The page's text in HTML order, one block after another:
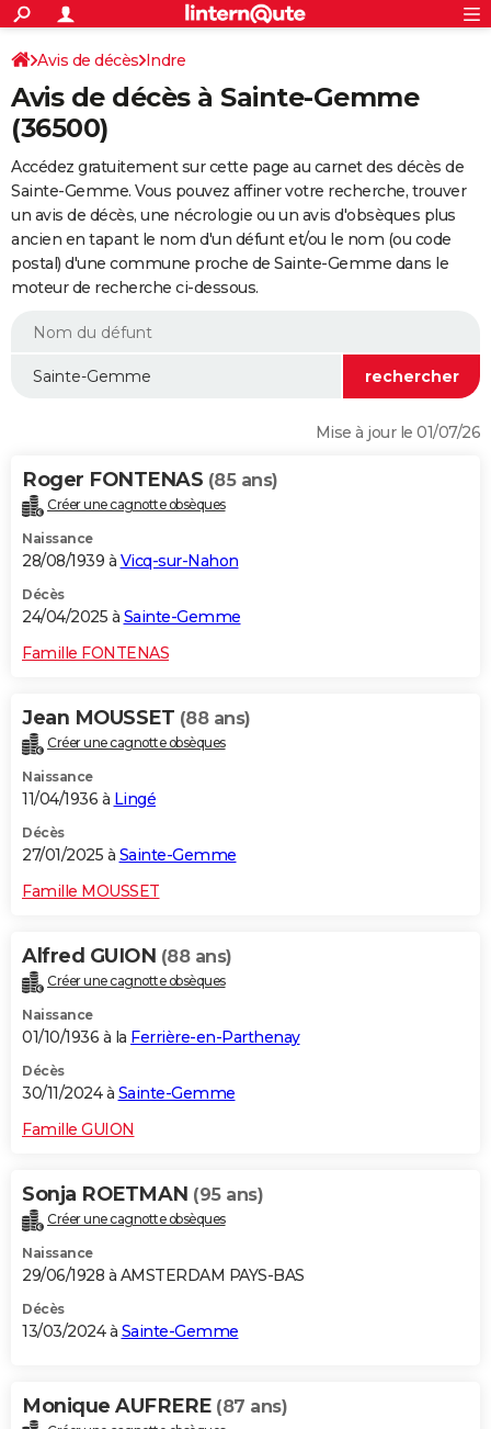
ACTUALITÉS
Politique
Société
Faits Divers
Education
Monde
Villes
+
SPORT
Coupe du monde 2026
Football
Tennis
Cyclisme
Rugby
Forum
FINANCE
Retraite
Impôts
Epargne
Immobilier
Risques naturels par ville
Banque
Assurance
Crédit
Essais
Réserver un essai
Citadines
Berlines
SUV
Forum auto
+
HIGH-TECH
Mobiles
Meilleur smartphone
Internet
Ordinateurs
Jeux vidéo
Guide high-tech
+BRICOLAGE
Forum
Aménagement intérieur
Extérieur
Cuisine
Salle de bains
Jardinage
Rangement
WEEK-END
Guides de France
Escapades
Patrimoine
Expositions
Musées
Week-end nature
LIFESTYLE
Alimentation
Guide de la santé
Maladies
Médicaments
Sommeil
VOYAGE
Destinations
City break
Voyage nature
Voyage de noces
Forum
Climat
+PHOTO
GUIDES D'ACHAT
BONS PLANS
CARTE DE VOEUX
Dictionnaire
Biographies
Citations
Expressions
Proverbes
PROGRAMME TV
COPAINS D'AVANT
S'inscrire
Se connecter
Lycées
Collèges
Primaires
Universités
Entreprises
Service militaire
Avis de recherche
AVIS DE DÉCÈS
Avis de décès Indre
Avis de décès à Sainte-Gemme
(36500)
Accédez gratuitement sur cette page au carnet des décès de
Sainte-Gemme. Vous pouvez affiner votre recherche, trouver
un avis de décès, une nécrologie ou un avis d'obsèques plus
ancien en tapant le nom d'un défunt et/ou le nom (ou code
postal) d'une commune proche de Sainte-Gemme dans le
moteur de recherche ci-dessous.
Mise à jour le 01/07/26
Roger FONTENAS (85 ans)
Créer une cagnotte obsèques
Naissance
28/08/1939 à Vicq-sur-Nahon
Décès
24/04/2025 à Sainte-Gemme
Famille FONTENAS
Jean MOUSSET (88 ans)
Créer une cagnotte obsèques
Naissance
11/04/1936 à Lingé
Décès
27/01/2025 à Sainte-Gemme
Famille MOUSSET
Alfred GUION (88 ans)
Créer une cagnotte obsèques
Naissance
01/10/1936 à la Ferrière-en-Parthenay
Décès
30/11/2024 à Sainte-Gemme
Famille GUION
Sonja ROETMAN (95 ans)
Créer une cagnotte obsèques
Naissance
29/06/1928 à AMSTERDAM PAYS-BAS
Décès
13/03/2024 à Sainte-Gemme
Monique AUFRERE (87 ans)